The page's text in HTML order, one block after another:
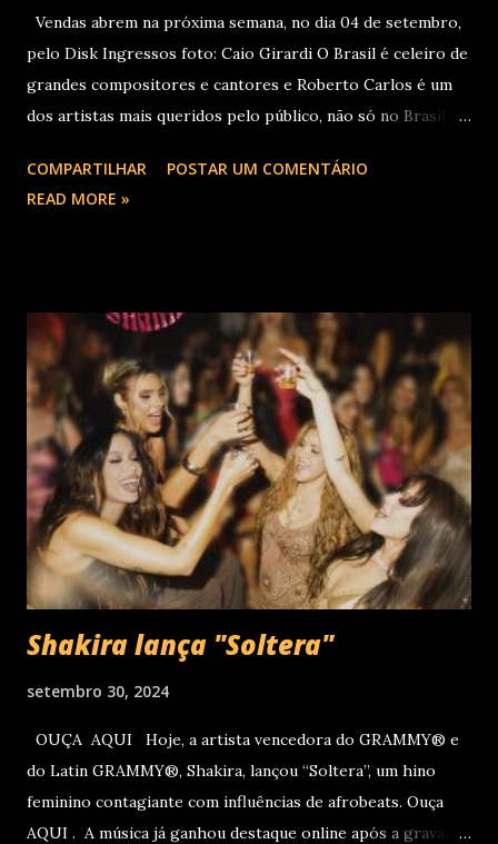
Vendas abrem na próxima semana, no dia 04 de setembro,
pelo Disk Ingressos foto: Caio Girardi O Brasil é celeiro de
grandes compositores e cantores e Roberto Carlos é um
dos artistas mais queridos pelo público, não só no Brasil
lançados em seu país tem sua carreira pautada em
lançamentos simultâneos em português e espanhol desde a
feira), quando Roberto Carlos se apresentará em Curitiba
– PR , na Teatro Positivo (Rua Prof. Pedro Viriato Parigot
de Souza, 5300 - Campo Comprido, Curitiba - PR). Abertura
das vendas on-line e físicas no dia 04 de setembro ao meio
dia. A produção e realização são da Cult! Produções, RW7
Production& Entertainment e RC Produções. Roberto
Carlos começou o ano de 2025 se apresentando n...
COMPARTILHAR
POSTAR UM COMENTÁRIO
READ MORE »
Shakira lança "Soltera"
setembro 30, 2024
OUÇA AQUI Hoje, a artista vencedora do GRAMMY® e
do Latin GRAMMY®, Shakira, lançou “Soltera”, um hino
feminino contagiante com influências de afrobeats. Ouça
AQUI . A música já ganhou destaque online após a gravação